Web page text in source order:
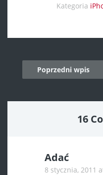
Kategoria
Post
navigation
Poprzedni wpis
16
Adać
8 stycznia, 2011